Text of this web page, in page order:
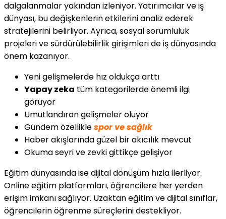
dalgalanmalar yakından izleniyor. Yatırımcılar ve iş
dünyası, bu değişkenlerin etkilerini analiz ederek
stratejilerini belirliyor. Ayrıca, sosyal sorumluluk
projeleri ve sürdürülebilirlik girişimleri de iş dünyasında
önem kazanıyor.
Yeni gelişmelerde hız oldukça arttı
Yapay zeka tüm kategorilerde önemli ilgi
görüyor
Umutlandıran gelişmeler oluyor
Gündem özelliklespor ve sağlık
Haber akışlarında güzel bir akıcılık mevcut
Okuma seyri ve zevki gittikçe gelişiyor
Eğitim dünyasında ise dijital dönüşüm hızla ilerliyor.
Online eğitim platformları, öğrencilere her yerden
erişim imkanı sağlıyor. Uzaktan eğitim ve dijital sınıflar,
öğrencilerin öğrenme süreçlerini destekliyor.